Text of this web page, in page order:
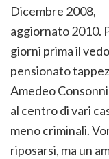
Dicembre 2008,
aggiornato 2010.
giorni prima il
pensionato
Amedeo
al centro di vari
meno criminali.
riposarsi, ma un